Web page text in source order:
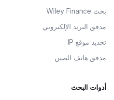
بحث Wiley Finance
مدقق البريد الإلكتروني
تحديد موقع IP
مدقق هاتف الصين
أدوات البحث